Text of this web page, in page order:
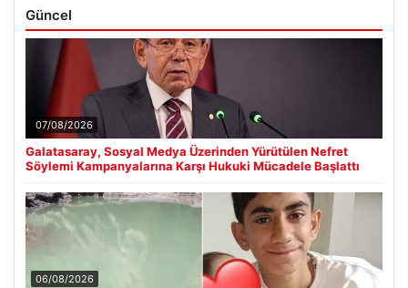
Güncel
07/08/2026
Galatasaray, Sosyal Medya Üzerinden Yürütülen Nefret
Söylemi Kampanyalarına Karşı Hukuki Mücadele Başlattı
06/08/2026